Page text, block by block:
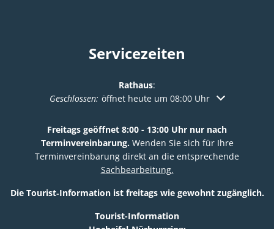
Servicezeiten
Rathaus:
Klicken, um weitere Öffnungs- oder Schließzeiten
Geschlossen: öffnet heute um 08:00 Uhr
Freitags geöffnet 8:00 - 13:00 Uhr nur nach
Terminvereinbarung. Wenden Sie sich für Ihre
Terminvereinbarung direkt an die entsprechende
Sachbearbeitung.
Die Tourist‑Information ist freitags wie gewohnt zugänglich.
Tourist-Information